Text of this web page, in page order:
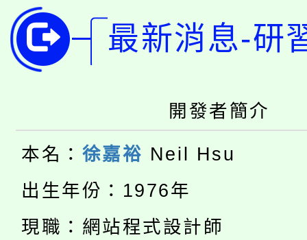
局官網。
8月14至27日，桃園電
開!
115年桃園市運動會8/
視費優惠，中低收入戶
半價優惠，詳情可洽有
者。
大園自造教育及科技
份教師增能研習
大溪自造教育及科技中
份教師研習
淨零綠生活教案入校路
會
115年食農教育專業人
最新消息-研
開發者簡介
本名： 徐嘉裕 Neil Hsu
出生年份：1976年
現職：網站程式設計師